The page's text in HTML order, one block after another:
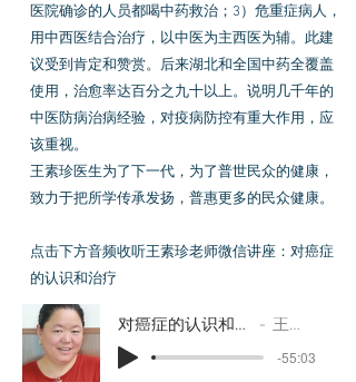
医院确诊的人员都喝中药救治；3）危重症病人，
用中西医结合治疗，以中医为主西医为辅。此建
议受到肯定和赞赏。后来湖北和全国中药全覆盖
使用，治愈率达百分之九十以上。说明几千年的
中医防病治病经验，对疫病防控有重大作用，应
该重视。
王素珍医生为了下一代，为了普世民众的健康，
致力于把所学传承发扬，普惠更多的民众健康。
点击下方音频收听王素珍老师微信讲座：对癌症
的认识和治疗
对癌症的认识和治疗 王素珍
-55:03